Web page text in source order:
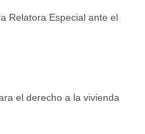
Relatora Especial ante el
el derecho a la vivienda